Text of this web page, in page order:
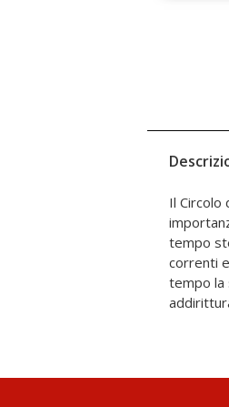
Il Circolo
tempo
correnti
tempo la
indagare
più
fuoco